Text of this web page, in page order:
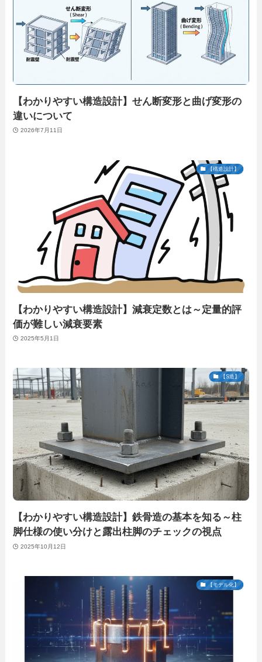
【わかりやすい構造設計】せん断変形と曲げ変形の
違いについて
2026年7月11日
【構造設計】
【わかりやすい構造設計】減衰定数とは～定量的評
価が難しい減衰要素
2025年5月1日
【S造】
【わかりやすい構造設計】鉄骨造の基本を知る～柱
脚仕様の使い分けと露出柱脚のチェックの視点
2025年10月12日
【モデル化】